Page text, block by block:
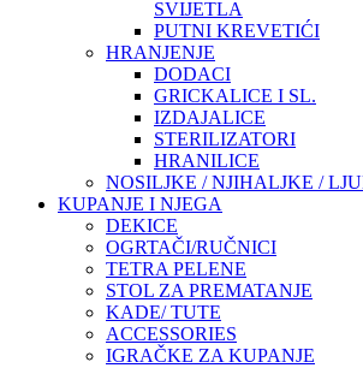
SVIJETLA
PUTNI KREVETIĆI
HRANJENJE
DODACI
GRICKALICE I SL.
IZDAJALICE
STERILIZATORI
HRANILICE
NOSILJKE / NJIHALJKE /
KUPANJE I NJEGA
DEKICE
OGRTAČI/RUČNICI
TETRA PELENE
STOL ZA PREMATANJE
KADE/ TUTE
ACCESSORIES
IGRAČKE ZA KUPANJE